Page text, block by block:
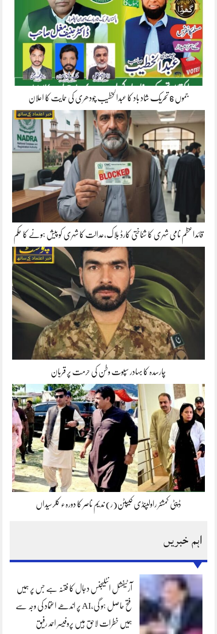
جموں 6 تحریک شاد باد کا عبدالخطیب چودھری کی حمایت کا اعلان
قائداعظم نامی شہری کا شناختی کارڈ بلاک،عدالت کا شہری کو پیش ہونے کا حکم
چارسدہ کا بہادر سپوت وطن کی حرمت پر قربان
ڈپٹی کمشنر راولپنڈی کیپٹن(ر) ندیم ناصر کا دورہء کلرسیداں
اہم خبریں
آرٹیفشل انٹلیجنس دجال کا فتنہ ہے جس پر ہمیں
فتح حاصل ہو گی،AI پر اندھے اعتماد کی وجہ سے
ہمیں خطرات لاحق ہیں پروفیسر احمد رفیق